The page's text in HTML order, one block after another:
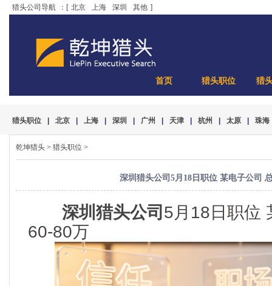
猎头公司导航 ：[ 北京 上海 深圳 其他 ]
首页 猎头职位 猎
猎头职位 北京 上海 深圳 广州 天津 杭州 太原 珠海
乾坤猎头 > 猎头职位 >
深圳猎头公司5月18日职位 某电子公司
深圳猎头公司 5月18日职位
60-80万